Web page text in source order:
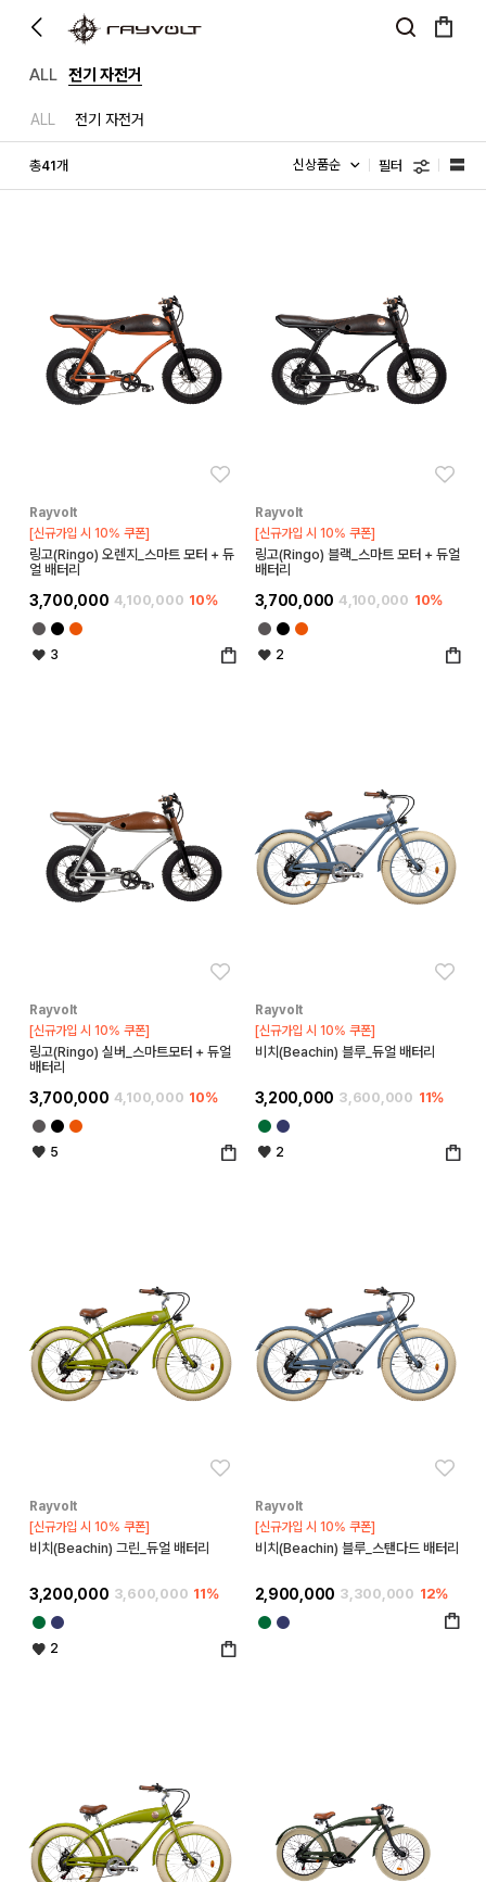
ALL 전기 자전거
ALL 전기 자전거
총41개 필터
Rayvolt
[신규가입 시 10% 쿠폰]
링고(Ringo) 오렌지_스마트 모터 + 듀
얼 배터리
3,700,000 4,100,000 10%
3
Rayvolt
[신규가입 시 10% 쿠폰]
링고(Ringo) 블랙_스마트 모터 + 듀얼
배터리
3,700,000 4,100,000 10%
2
Rayvolt
[신규가입 시 10% 쿠폰]
링고(Ringo) 실버_스마트모터 + 듀얼
배터리
3,700,000 4,100,000 10%
5
Rayvolt
[신규가입 시 10% 쿠폰]
비치(Beachin) 블루_듀얼 배터리
3,200,000 3,600,000 11%
2
Rayvolt
[신규가입 시 10% 쿠폰]
비치(Beachin) 그린_듀얼 배터리
3,200,000 3,600,000 11%
2
Rayvolt
[신규가입 시 10% 쿠폰]
비치(Beachin) 블루_스탠다드 배터리
2,900,000 3,300,000 12%